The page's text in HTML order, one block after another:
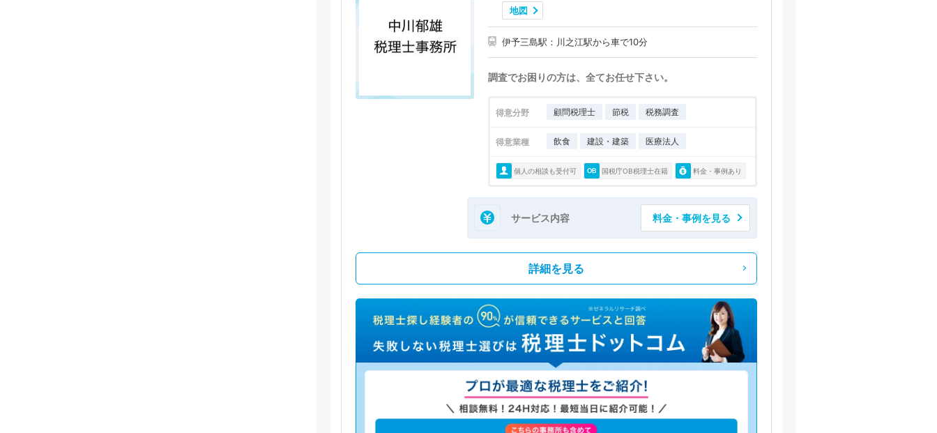
地図
伊予三島駅：川之江駅から車で10分
調査でお困りの方は、全てお任せ下さい。
得意分野 顧問税理士 節税 税務調査
得意業種 飲食 建設・建築 医療法人
個人の相談も受付可 国税庁OB税理士在籍 料金・事例あり
サービス内容 料金・事例を見る
詳細を見る